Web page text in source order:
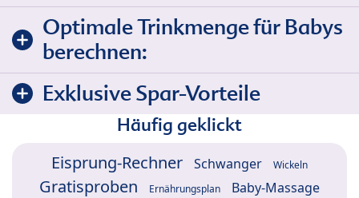
Optimale Trinkmenge für Babys
berechnen:
Exklusive Spar-Vorteile
Häufig geklickt
Eisprung-Rechner Schwanger Wickeln
Gratisproben Ernährungsplan Baby-Massage